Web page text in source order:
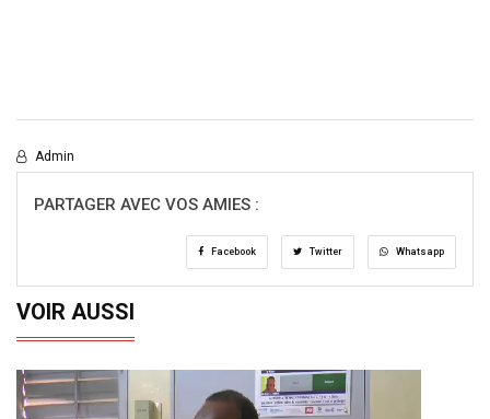
Admin
PARTAGER AVEC VOS AMIES :
Facebook Twitter Whatsapp
VOIR AUSSI